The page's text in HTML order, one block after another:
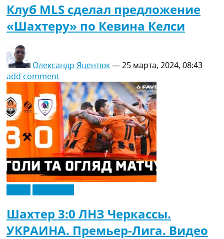
Клуб MLS сделал предложение
«Шахтеру» по Кевина Келси
Олександр Яцентюк—25 марта, 2024, 08:43
add comment
Шахтер 3:0 ЛНЗ Черкассы.
УКРАИНА. Премьер-Лига. Видео